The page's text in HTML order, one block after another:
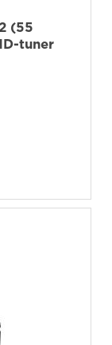
(55
tuner